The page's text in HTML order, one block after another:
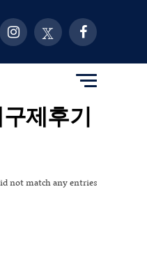
구제후기
not match any entries.